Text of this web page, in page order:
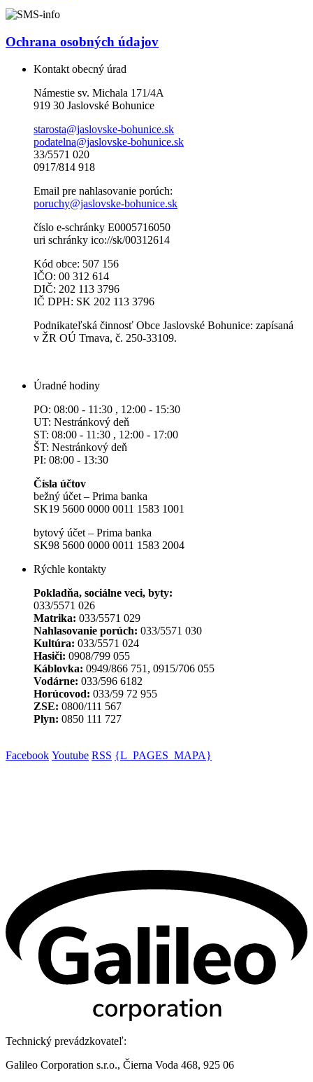
Ochrana osobných údajov
Kontakt obecný úrad
Námestie sv. Michala 171/4A
919 30 Jaslovské Bohunice
starosta@jaslovske-bohunice.sk
podatelna@jaslovske-bohunice.sk
33/5571 020
0917/814 918
Email pre nahlasovanie porúch:
poruchy@jaslovske-bohunice.sk
číslo e-schránky E0005716050
uri schránky ico://sk/00312614
Kód obce: 507 156
IČO: 00 312 614
DIČ: 202 113 3796
IČ DPH: SK 202 113 3796
Podnikateľská činnosť Obce Jaslovské Bohunice: zapísaná
v ŽR OÚ Trnava, č. 250-33109.
Úradné hodiny
PO: 08:00 - 11:30 , 12:00 - 15:30
UT: Nestránkový deň
ST: 08:00 - 11:30 , 12:00 - 17:00
ŠT: Nestránkový deň
PI: 08:00 - 13:30
Čísla účtov
bežný účet – Prima banka
SK19 5600 0000 0011 1583 1001
bytový účet – Prima banka
SK98 5600 0000 0011 1583 2004
Rýchle kontakty
Pokladňa, sociálne veci, byty:
033/5571 026
Matrika: 033/5571 029
Nahlasovanie porúch: 033/5571 030
Kultúra: 033/5571 024
Hasiči: 0908/799 055
Káblovka: 0949/866 751, 0915/706 055
Vodárne: 033/596 6182
Horúcovod: 033/59 72 955
ZSE: 0800/111 567
Plyn: 0850 111 727
Facebook Youtube RSS {L_PAGES_MAPA}
Technický prevádzkovateľ:
Galileo Corporation s.r.o., Čierna Voda 468, 925 06